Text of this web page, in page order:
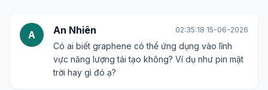
A An Nhiên 02:35:18 15-06-2026
Có ai biết graphene có thể ứng dụng vào lĩnh
vực năng lượng tái tạo không? Ví dụ như pin mặt
trời hay gì đó ạ?